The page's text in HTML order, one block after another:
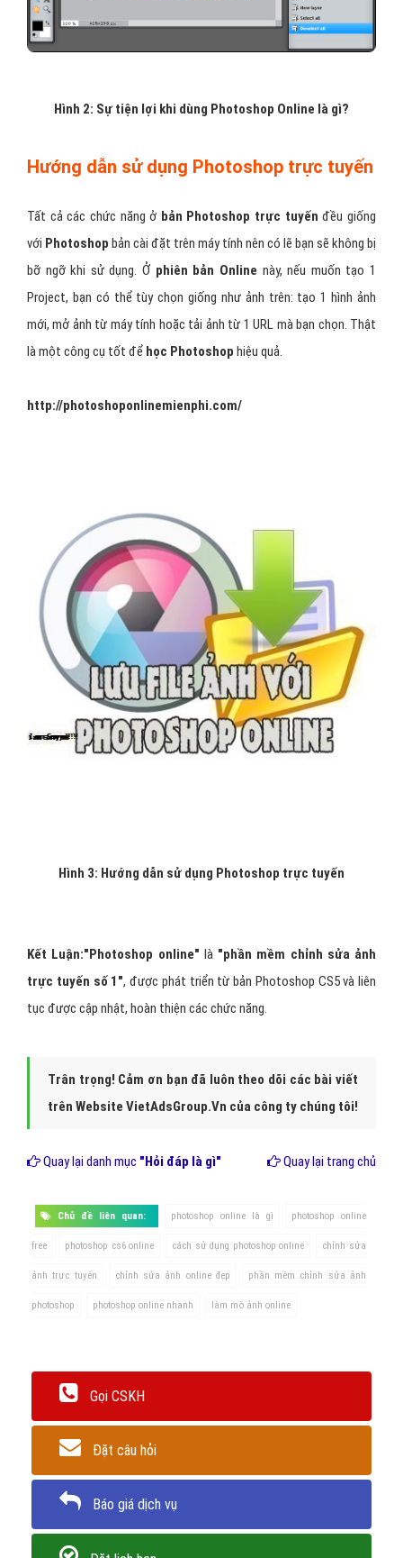
Hình 2: Sự tiện lợi khi dùng Photoshop Online là gì?
Hướng dẫn sử dụng Photoshop trực tuyến
Tất cả các chức năng ở bản Photoshop trực tuyến đều giống
với Photoshop bản cài đặt trên máy tính nên có lẽ bạn sẽ không bị
bỡ ngỡ khi sử dụng. Ở phiên bản Online này, nếu muốn tạo 1
Project, bạn có thể tùy chọn giống như ảnh trên: tạo 1 hình ảnh
mới, mở ảnh từ máy tính hoặc tải ảnh từ 1 URL mà bạn chọn. Thật
là một công cụ tốt để học Photoshop hiệu quả.
http://photoshoponlinemienphi.com/
Hình 3: Hướng dẫn sử dụng Photoshop trực tuyến
Kết Luận:"Photoshop online" là "phần mềm chỉnh sửa ảnh
trực tuyến số 1", được phát triển từ bản Photoshop CS5 và liên
tục được cập nhật, hoàn thiện các chức năng.
Trân trọng! Cảm ơn bạn đã luôn theo dõi các bài viết
trên Website VietAdsGroup.Vn của công ty chúng tôi!
Quay lại danh mục "Hỏi đáp là gì" Quay lại trang chủ
Chủ đề liên quan: photoshop online là gì photoshop online
free photoshop cs6 online cách sử dụng photoshop online chỉnh sửa
ảnh trực tuyến chỉnh sửa ảnh online đẹp phần mềm chỉnh sửa ảnh
photoshop photoshop online nhanh làm mờ ảnh online
Gọi CSKH
Đặt câu hỏi
Báo giá dịch vụ